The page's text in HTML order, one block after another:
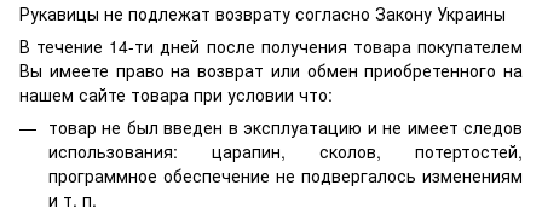
Рукавицы не подлежат возврату согласно Закону Украины
В течение 14-ти дней после получения товара покупателем
Вы имеете право на возврат или обмен приобретенного на
нашем сайте товара при условии что:
товар не был введен в эксплуатацию и не имеет следов
использования: царапин, сколов, потертостей,
программное обеспечение не подвергалось изменениям
и т. п.